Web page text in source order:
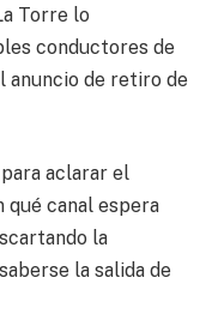
Torre lo
conductores de
anuncio de retiro de
aclarar el
qué canal espera
la
la salida de